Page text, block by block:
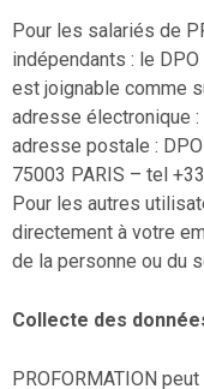
Pour les salariés de
indépendants : le
est joignable comme
adresse électronique
adresse postale :
75003 PARIS – tel
Pour les autres
directement à votre
de la personne ou du
Collecte des
PROFORMATION